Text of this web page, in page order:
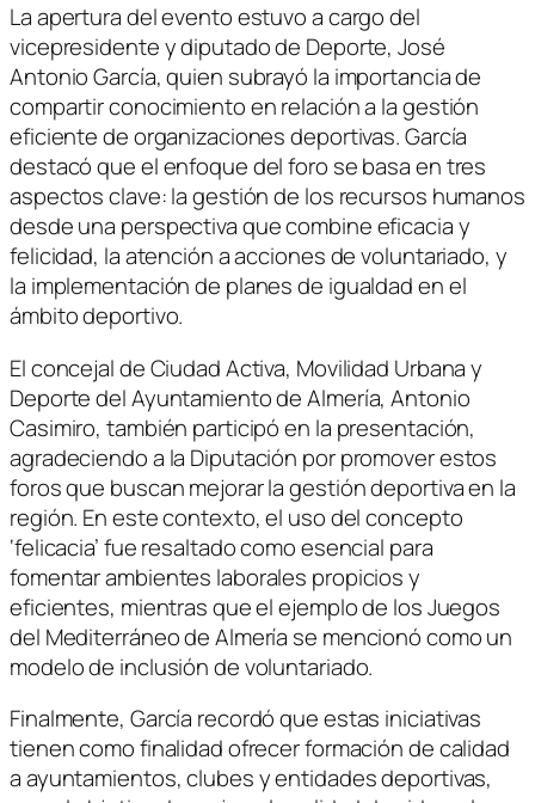
La apertura del evento estuvo a cargo del
vicepresidente y diputado de Deporte, José
Antonio García, quien subrayó la importancia de
compartir conocimiento en relación a la gestión
eficiente de organizaciones deportivas. García
destacó que el enfoque del foro se basa en tres
aspectos clave: la gestión de los recursos humanos
desde una perspectiva que combine eficacia y
felicidad, la atención a acciones de voluntariado, y
la implementación de planes de igualdad en el
ámbito deportivo.
El concejal de Ciudad Activa, Movilidad Urbana y
Deporte del Ayuntamiento de Almería, Antonio
Casimiro, también participó en la presentación,
agradeciendo a la Diputación por promover estos
foros que buscan mejorar la gestión deportiva en la
región. En este contexto, el uso del concepto
‘felicacia’ fue resaltado como esencial para
fomentar ambientes laborales propicios y
eficientes, mientras que el ejemplo de los Juegos
del Mediterráneo de Almería se mencionó como un
modelo de inclusión de voluntariado.
Finalmente, García recordó que estas iniciativas
tienen como finalidad ofrecer formación de calidad
a ayuntamientos, clubes y entidades deportivas,